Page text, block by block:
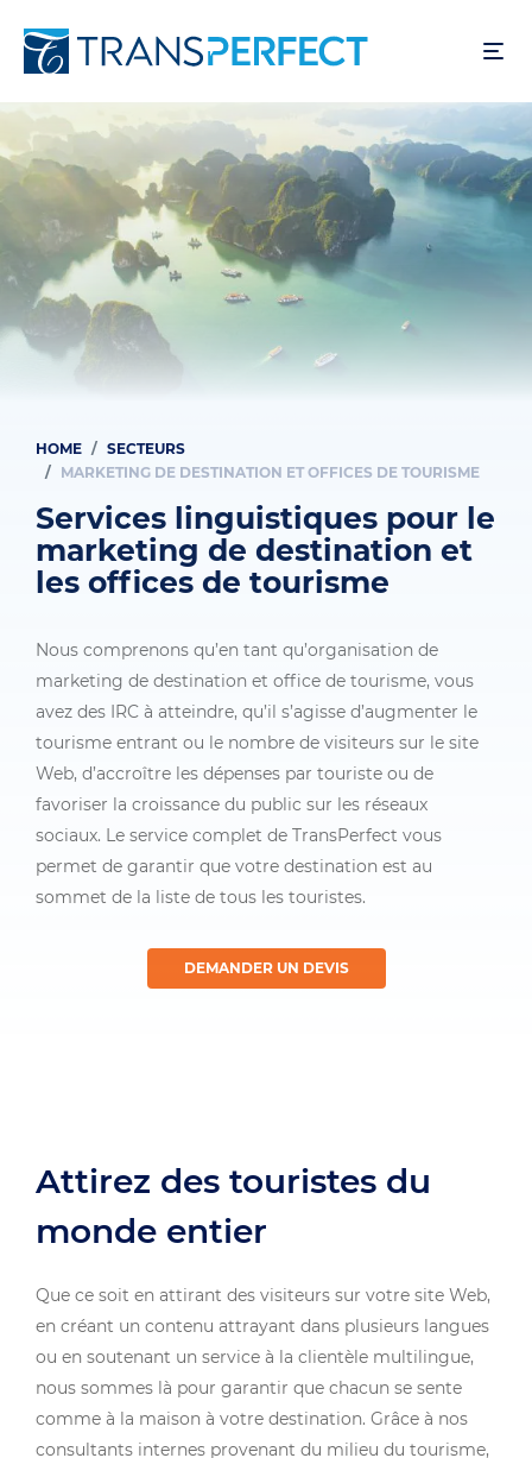
to
content
Breadcrumb
HOME
SECTEURS
MARKETING DE DESTINATION ET OFFICES DE TOURISME
Services linguistiques pour le
marketing de destination et
les offices de tourisme
Nous comprenons qu’en tant qu’organisation de
marketing de destination et office de tourisme, vous
avez des IRC à atteindre, qu’il s’agisse d’augmenter le
tourisme entrant ou le nombre de visiteurs sur le site
Web, d’accroître les dépenses par touriste ou de
favoriser la croissance du public sur les réseaux
sociaux. Le service complet de TransPerfect vous
permet de garantir que votre destination est au
sommet de la liste de tous les touristes.
DEMANDER UN DEVIS
Attirez des touristes du
monde entier
Que ce soit en attirant des visiteurs sur votre site Web,
en créant un contenu attrayant dans plusieurs langues
ou en soutenant un service à la clientèle multilingue,
nous sommes là pour garantir que chacun se sente
comme à la maison à votre destination. Grâce à nos
consultants internes provenant du milieu du tourisme,